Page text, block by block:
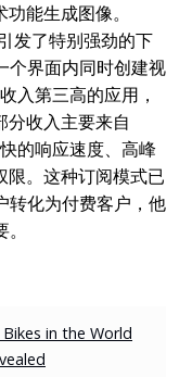
能生成图像。
发了特别强劲的下
个界面内同时创建视
入第三高的应用，
收入主要来自
的响应速度、高峰
限。这种订阅模式已
转化为付费客户，他
in the World